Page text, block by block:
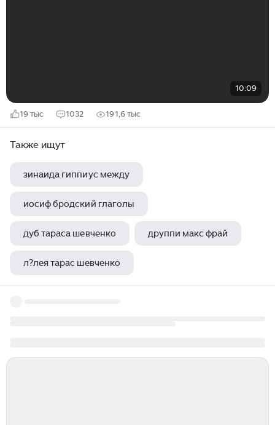
10:09
19 тыс 1032 191,6 тыс
Также ищут
зинаида гиппиус между
иосиф бродский глаголы
дуб тараса шевченко друппи макс фрай
л?лея тарас шевченко